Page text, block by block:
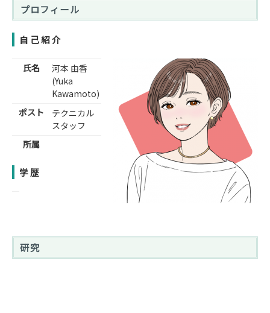
プロフィール
自己紹介
氏名
河本 由香
(Yuka
Kawamoto)
ポスト
テクニカル
スタッフ
所属
学歴
研究